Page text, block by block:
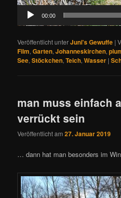
00:00
Veröffentlicht unterJuni's Gewuffe |
Film,Garten,Johanneskirchen,
See,Stöckchen,Teich,Wasser |
man muss einfach
verrückt sein
Veröffentlicht am27. Januar 2019
… dann hat man besonders im